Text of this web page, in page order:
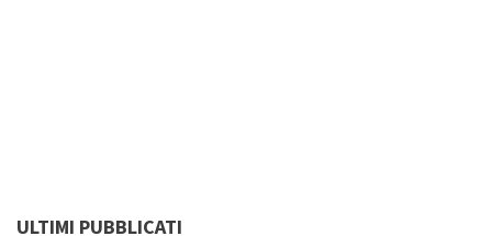
ULTIMI PUBBLICATI